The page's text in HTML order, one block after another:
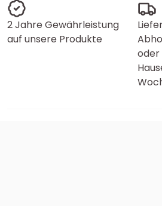
2 Jahre Gewährleistung
auf unsere Produkte
oder